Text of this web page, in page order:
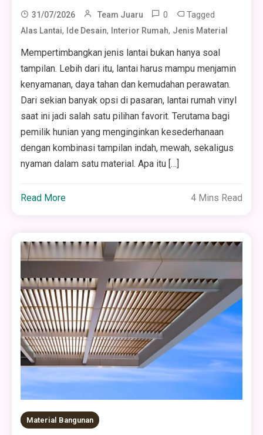
31/07/2026 Team Juaru 0 Tagged
Alas Lantai, Ide Desain, Interior Rumah, Jenis Material
Mempertimbangkan jenis lantai bukan hanya soal
tampilan. Lebih dari itu, lantai harus mampu menjamin
kenyamanan, daya tahan dan kemudahan perawatan.
Dari sekian banyak opsi di pasaran, lantai rumah vinyl
saat ini jadi salah satu pilihan favorit. Terutama bagi
pemilik hunian yang menginginkan kesederhanaan
dengan kombinasi tampilan indah, mewah, sekaligus
nyaman dalam satu material. Apa itu […]
Read More 4 Mins Read
Material Bangunan